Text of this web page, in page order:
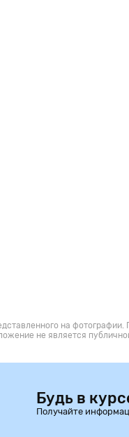
на
не является
Будь в
Получайте